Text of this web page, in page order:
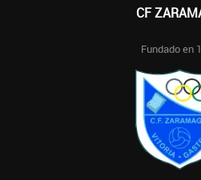
CF
Fundado en